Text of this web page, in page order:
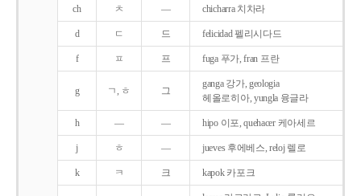
ch ㅊ ― chicharra 치차라
d ㄷ 드 felicidad 펠리시다드
f ㅍ 프 fuga 푸가, fran 프란
g ㄱ, ㅎ 그
ganga 강가, geologia
헤올로히아, yungla 융글라
h ― ― hipo 이포, quehacer 케아세르
j ㅎ ― jueves 후에베스, reloj 렐로
k ㅋ 크 kapok 카포크